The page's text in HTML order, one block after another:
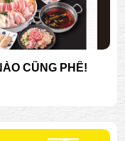
CŨNG PHÊ!